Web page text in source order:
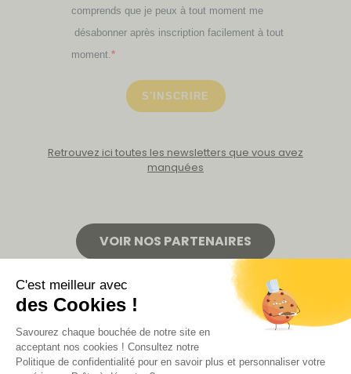
comprends que je peux à tout moment me
désabonner après inscription facilement à tout
moment.
S'INSCRIRE
Retrouvez ici toutes les newsletters que vous avez
manquées
VOIR NOS PARTENAIRES
Politique de confidentialité Mentions légales CGV de la revue